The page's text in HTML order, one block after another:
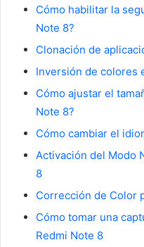
Cómo habilitar la
Note 8?
Clonación de
Inversión de colores
Cómo ajustar el
Note 8?
Cómo cambiar el
Activación del Modo
8
Corrección de Color
Cómo tomar una
Redmi Note 8